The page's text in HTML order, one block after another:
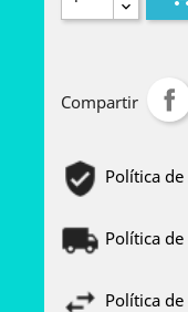
Compartir
Política
Política
Política